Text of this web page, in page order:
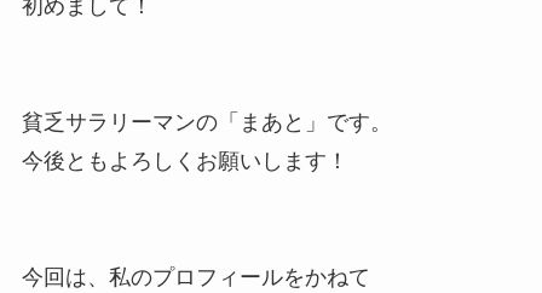
初めまして！
貧乏サラリーマンの「まあと」です。
今後ともよろしくお願いします！
今回は、私のプロフィールをかねて